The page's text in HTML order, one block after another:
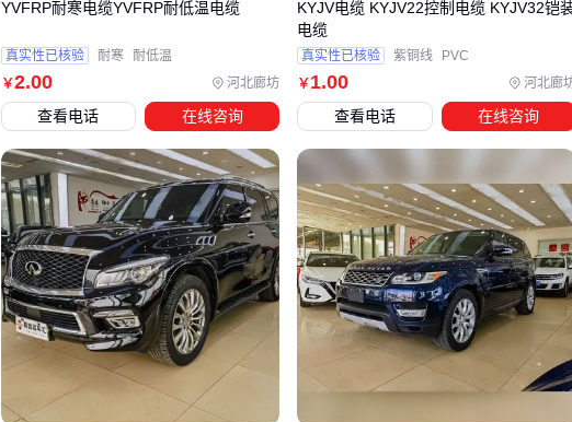
作为补充方案。这类设备通常采用医用级不锈钢内胆，温度
⚡ 核心结论：先明确单日最大运输量和服务半径，再倒推所需
车辆配置。
四、容易被忽视的殡仪车配套系统
采购主体车辆后，这些配套设备直接影响使用体验：
消毒系统
车载式殡仪车消毒设备
应具备雾化和紫外线双重模式
每周至少需要深度消毒一次运输舱
转运辅助
带防滑纹路的
能减少搬运风险
￥2.00 河北廊坊
YVFRP耐寒电缆YVFRP耐低温电缆
真实性已核验 耐寒 耐低温
查看电话 在线咨询
￥1.00 河北廊
KYJV电缆 KYJV22控制电缆 KYJV32铠
电缆
真实性已核验 紫铜线 PVC
查看电话 在线咨询